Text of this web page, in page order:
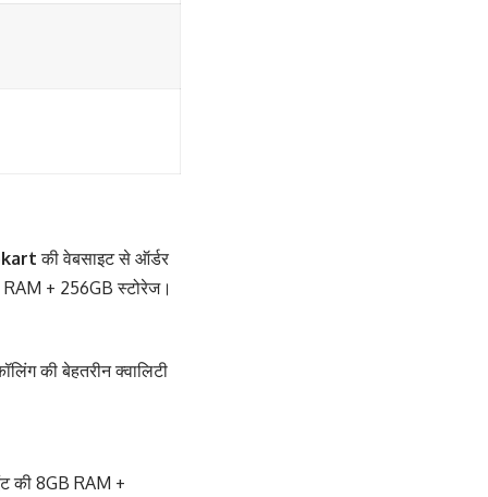
की वेबसाइट से ऑर्डर
+ 256GB स्टोरेज।
की बेहतरीन क्वालिटी
की 8GB RAM +